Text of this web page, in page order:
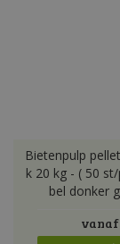
Bietenpulp
k 20 kg - ( 50
bel donker
vanaf